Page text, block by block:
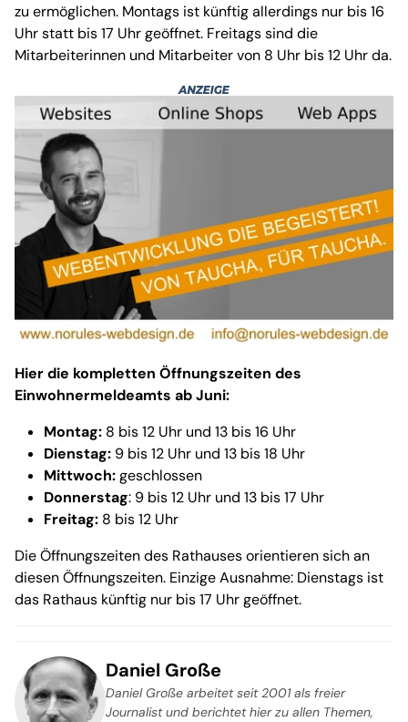
zu ermöglichen. Montags ist künftig allerdings nur bis 16
Uhr statt bis 17 Uhr geöffnet. Freitags sind die
Mitarbeiterinnen und Mitarbeiter von 8 Uhr bis 12 Uhr da.
Hier die kompletten Öffnungszeiten des
Einwohnermeldeamts ab Juni:
Montag: 8 bis 12 Uhr und 13 bis 16 Uhr
Dienstag: 9 bis 12 Uhr und 13 bis 18 Uhr
Mittwoch:geschlossen
Donnerstag: 9 bis 12 Uhr und 13 bis 17 Uhr
Freitag: 8 bis 12 Uhr
Die Öffnungszeiten des Rathauses orientieren sich an
diesen Öffnungszeiten. Einzige Ausnahme: Dienstags ist
das Rathaus künftig nur bis 17 Uhr geöffnet.
Daniel Große
Daniel Große arbeitet seit 2001 als freier
Journalist und berichtet hier zu allen Themen,